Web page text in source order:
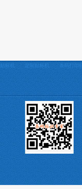
贴标机 定制贴标机 条码打印机